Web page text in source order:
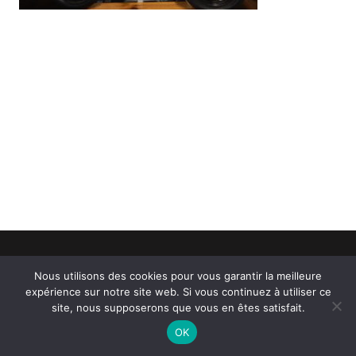
Facebook
Instagram
Copyright 2024 – Troisurcinq
Nous utilisons des cookies pour vous garantir la meilleure
expérience sur notre site web. Si vous continuez à utiliser ce
site, nous supposerons que vous en êtes satisfait.
OK